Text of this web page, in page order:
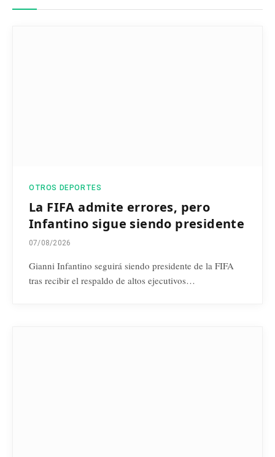
OTROS DEPORTES
La FIFA admite errores, pero
Infantino sigue siendo presidente
07/08/2026
Gianni Infantino seguirá siendo presidente de la FIFA
tras recibir el respaldo de altos ejecutivos…